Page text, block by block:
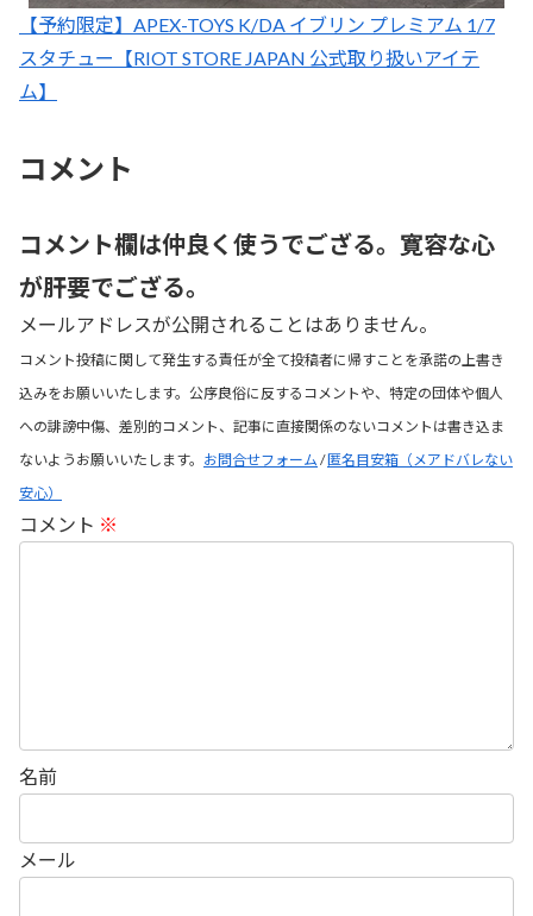
【予約限定】APEX-TOYS K/DA イブリン プレミアム 1/7
スタチュー【RIOT STORE JAPAN 公式取り扱いアイテ
ム】
コメント
コメント欄は仲良く使うでござる。寛容な心
が肝要でござる。
メールアドレスが公開されることはありません。
コメント投稿に関して発生する責任が全て投稿者に帰すことを承諾の上書き
込みをお願いいたします。公序良俗に反するコメントや、特定の団体や個人
への誹謗中傷、差別的コメント、記事に直接関係のないコメントは書き込ま
ないようお願いいたします。 お問合せフォーム /匿名目安箱（メアドバレない
安心）
コメント ※
名前
メール